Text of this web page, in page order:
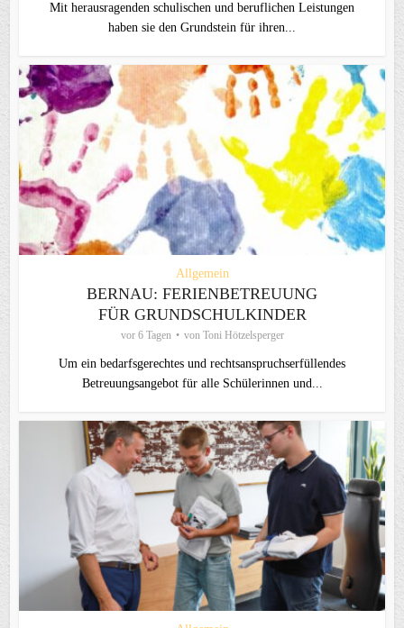
Mit herausragenden schulischen und beruflichen Leistungen
haben sie den Grundstein für ihren...
Allgemein
BERNAU: FERIENBETREUUNG
FÜR GRUNDSCHULKINDER
vor 6 Tagen von Toni Hötzelsperger
Um ein bedarfsgerechtes und rechtsanspruchserfüllendes
Betreuungsangebot für alle Schülerinnen und...